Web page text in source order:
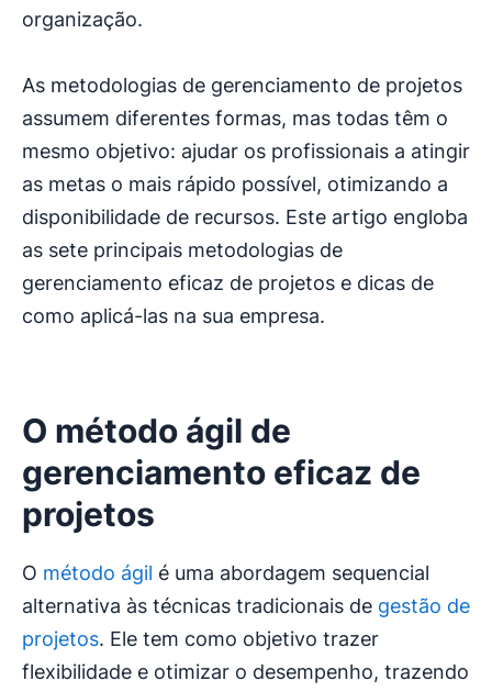
organização.
As metodologias de gerenciamento de projetos
assumem diferentes formas, mas todas têm o
mesmo objetivo: ajudar os profissionais a atingir
as metas o mais rápido possível, otimizando a
disponibilidade de recursos. Este artigo engloba
as sete principais metodologias de
gerenciamento eficaz de projetos e dicas de
como aplicá-las na sua empresa.
O método ágil de
gerenciamento eficaz de
projetos
O método ágil é uma abordagem sequencial
alternativa às técnicas tradicionais de gestão de
projetos. Ele tem como objetivo trazer
flexibilidade e otimizar o desempenho, trazendo